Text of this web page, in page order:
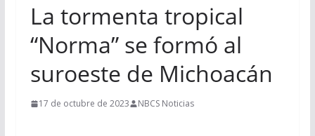
La tormenta tropical
“Norma” se formó al
suroeste de Michoacán
17 de octubre de 2023 NBCS Noticias